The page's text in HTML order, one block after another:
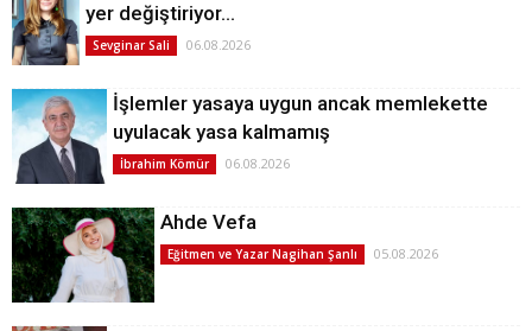
yer değiştiriyor…
Sevginar Sali 06.08.2026
İşlemler yasaya uygun ancak memlekette
uyulacak yasa kalmamış
İbrahim Kömür 06.08.2026
Ahde Vefa
Eğitmen ve Yazar Nagihan Şanlı 05.08.2026